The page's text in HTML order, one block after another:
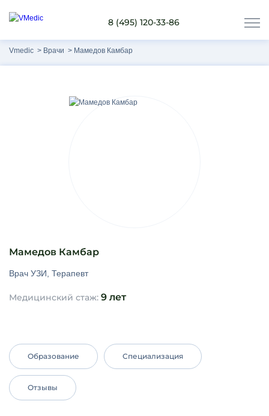
8 (495) 120-33-86
Vmedic Врачи Мамедов Камбар
Мамедов Камбар
Врач УЗИ, Терапевт
Медицинский стаж: 9 лет
Образование Специализация
Отзывы